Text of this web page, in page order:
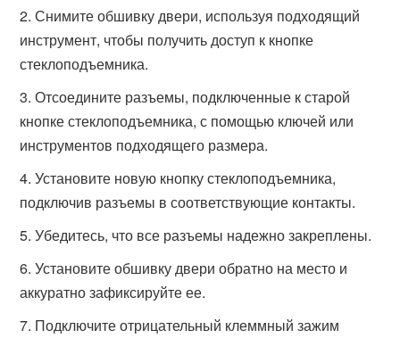
Снимите обшивку двери, используя подходящий
инструмент, чтобы получить доступ к кнопке
стеклоподъемника.
Отсоедините разъемы, подключенные к старой
кнопке стеклоподъемника, с помощью ключей или
инструментов подходящего размера.
Установите новую кнопку стеклоподъемника,
подключив разъемы в соответствующие контакты.
Убедитесь, что все разъемы надежно закреплены.
Установите обшивку двери обратно на место и
аккуратно зафиксируйте ее.
Подключите отрицательный клеммный зажим